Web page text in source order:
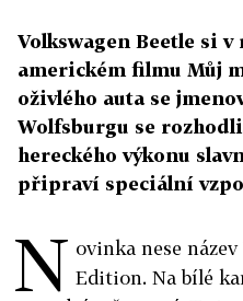
Volkswagen Beetle si v
americkém filmu Můj
oživlého auta se
Wolfsburgu se
hereckého výkonu
připraví speciální
N ovinka nese
Edition. Na bílé